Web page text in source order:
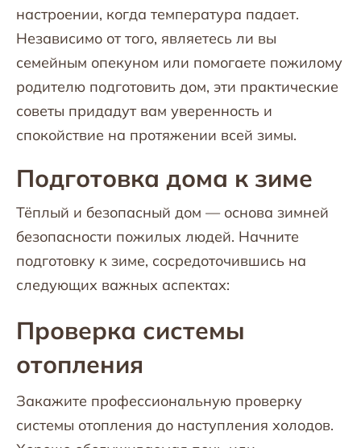
настроении, когда температура падает.
Независимо от того, являетесь ли вы
семейным опекуном или помогаете пожилому
родителю подготовить дом, эти практические
советы придадут вам уверенность и
спокойствие на протяжении всей зимы.
Подготовка дома к зиме
Тёплый и безопасный дом — основа зимней
безопасности пожилых людей. Начните
подготовку к зиме, сосредоточившись на
следующих важных аспектах:
Проверка системы
отопления
Закажите профессиональную проверку
системы отопления до наступления холодов.